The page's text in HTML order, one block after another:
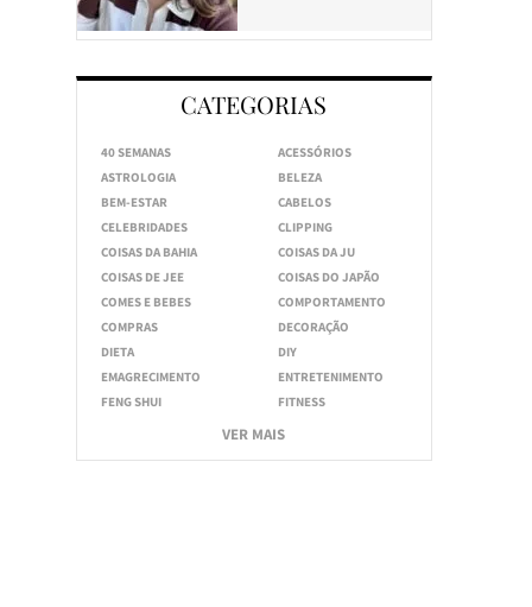
CATEGORIAS
40 SEMANAS
ACESSÓRIOS
ASTROLOGIA
BELEZA
BEM-ESTAR
CABELOS
CELEBRIDADES
CLIPPING
COISAS DA BAHIA
COISAS DA JU
COISAS DE JEE
COISAS DO JAPÃO
COMES E BEBES
COMPORTAMENTO
COMPRAS
DECORAÇÃO
DIETA
DIY
EMAGRECIMENTO
ENTRETENIMENTO
FENG SHUI
FITNESS
VER MAIS